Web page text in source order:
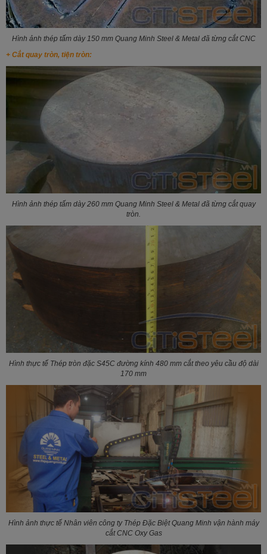
Hình ảnh thép tấm dày 150 mm Quang Minh Steel & Metal đã từng cắt CNC
+ Cắt quay tròn, tiện tròn:
Hình ảnh thép tấm dày 260 mm Quang Minh Steel & Metal đã từng cắt quay
tròn.
Hình thực tế Thép tròn đặc S45C đường kính 480 mm cắt theo yêu cầu độ dài
170 mm
Hình ảnh thực tế Nhân viên công ty Thép Đặc Biệt Quang Minh vận hành máy
cắt CNC Oxy Gas